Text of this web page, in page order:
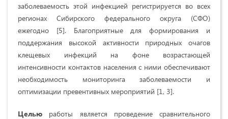
заболеваемость этой инфекцией регистрируется во всех
регионах Сибирского федерального округа (СФО)
ежегодно [5]. Благоприятные для формирования и
поддержания высокой активности природных очагов
клещевых инфекций на фоне возрастающей
интенсивности контактов населения с ними обеспечивают
необходимость мониторинга заболеваемости и
оптимизации превентивных мероприятий [1, 3].
Целью работы является проведение сравнительного